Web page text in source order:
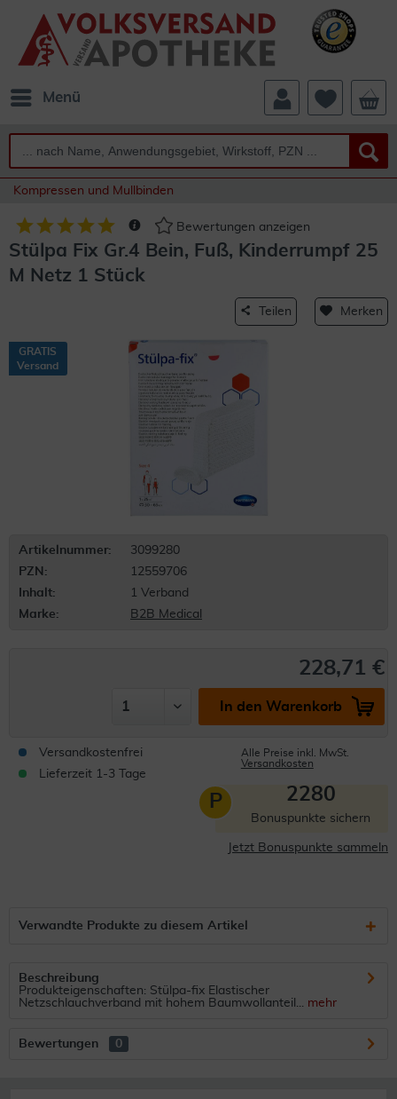
Menü
Kompressen und Mullbinden
Bewertungen anzeigen
Stülpa Fix Gr.4 Bein, Fuß, Kinderrumpf 25
M Netz 1 Stück
Teilen Merken
GRATIS
Versand
Artikelnummer:
3099280
PZN:
12559706
Inhalt:
1 Verband
Marke:
B2B Medical
228,71 €
In den Warenkorb
Versandkostenfrei
Lieferzeit 1-3 Tage
Alle Preise inkl. MwSt.
Versandkosten
P 2280
Bonuspunkte sichern
Jetzt Bonuspunkte sammeln
Verwandte Produkte zu diesem Artikel
Beschreibung
Produkteigenschaften: Stülpa-fix Elastischer
Netzschlauchverband mit hohem Baumwollanteil... mehr
Bewertungen 0